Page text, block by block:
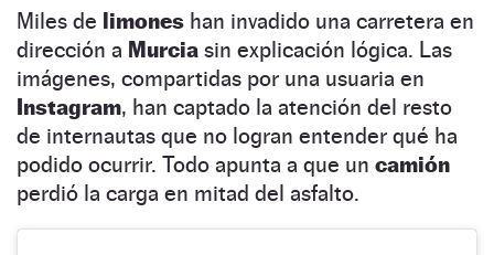
Miles de limones han invadido una carretera en
dirección a Murcia sin explicación lógica. Las
imágenes, compartidas por una usuaria en
Instagram, han captado la atención del resto
de internautas que no logran entender qué ha
podido ocurrir. Todo apunta a que un camión
perdió la carga en mitad del asfalto.